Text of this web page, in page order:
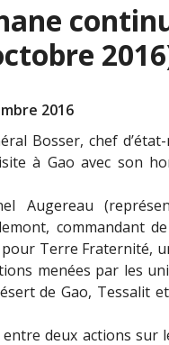
2016
Bosser, chef
à Gao avec son
Augereau
commandant
Terre Fraternité,
menées par les
de Gao, Tessalit
deux actions sur